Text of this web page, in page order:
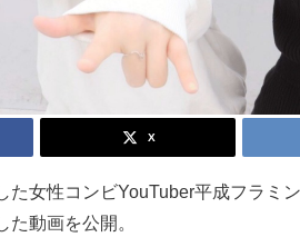
X
た女性コンビYouTuber平成フラミ
た動画を公開。